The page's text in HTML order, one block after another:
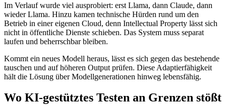
Im Verlauf wurde viel ausprobiert: erst Llama, dann Claude, dann
wieder Llama. Hinzu kamen technische Hürden rund um den
Betrieb in einer eigenen Cloud, denn Intellectual Property lässt sich
nicht in öffentliche Dienste schieben. Das System muss separat
laufen und beherrschbar bleiben.
Kommt ein neues Modell heraus, lässt es sich gegen das bestehende
tauschen und auf höheren Output prüfen. Diese Adaptierfähigkeit
hält die Lösung über Modellgenerationen hinweg lebensfähig.
Wo KI-gestütztes Testen an Grenzen stößt